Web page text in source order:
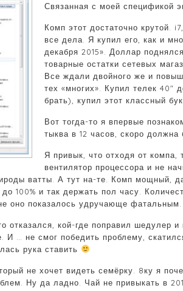
Связанная с моей спецификой
Комп этот достаточно крутой.
все дела. Я купил его, как и
декабря 2015». Доллар
товарные остатки сетевых
Все ждали двойного же и
тех «многих». Купил телек 40″
брать), купил этот классный бук.
Вот тогда-то я впервые
тыква в 12 часов, скоро должна
Я привык, что отходя от компа,
вентилятор процессора и не
ватты. А тут на-те. Комп мощный,
до 100% и так держать пол часу.
оно показалось удручающе фатальным.
отказался, кой-где поправил шедулер
И … не смог победить проблему,
рука ставить
не хочет видеть семёрку. 8ку я
Ну да ладно. Чай не привыкать в